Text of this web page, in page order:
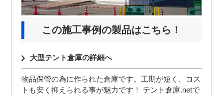
この施工事例の製品はこちら！
大型テント倉庫の詳細へ
物品保管の為に作られた倉庫です。工期が短く、コス
トも安く抑えられる事が魅力です！ テント倉庫.netで